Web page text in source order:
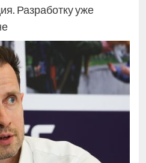
Разработку уже